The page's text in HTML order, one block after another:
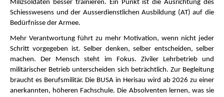
Milizsoldaten besser trainieren. Ein Punkt ist die Ausrichtung des
Schiesswesens und der Ausserdienstlichen Ausbildung (AT) auf die
Bedürfnisse der Armee.
Mehr Verantwortung führt zu mehr Motivation, wenn nicht jeder
Schritt vorgegeben ist. Selber denken, selber entscheiden, selber
machen. Der Mensch steht im Fokus. Ziviler Lehrbetrieb und
militärischer Betrieb unterscheiden sich beträchtlich. Zur Begleitung
braucht es Berufsmilitär. Die BUSA in Herisau wird ab 2026 zu einer
anerkannten, höheren Fachschule. Die Absolventen lernen, was sie